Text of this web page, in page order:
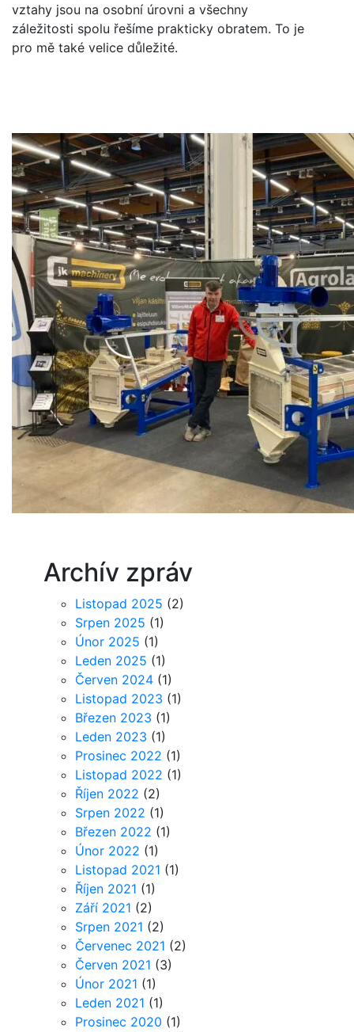
vztahy jsou na osobní úrovni a všechny
záležitosti spolu řešíme prakticky obratem. To je
pro mě také velice důležité.
Archív zpráv
Listopad 2025 (2)
Srpen 2025 (1)
Únor 2025 (1)
Leden 2025 (1)
Červen 2024 (1)
Listopad 2023 (1)
Březen 2023 (1)
Leden 2023 (1)
Prosinec 2022 (1)
Listopad 2022 (1)
Říjen 2022 (2)
Srpen 2022 (1)
Březen 2022 (1)
Únor 2022 (1)
Listopad 2021 (1)
Říjen 2021 (1)
Září 2021 (2)
Srpen 2021 (2)
Červenec 2021 (2)
Červen 2021 (3)
Únor 2021 (1)
Leden 2021 (1)
Prosinec 2020 (1)